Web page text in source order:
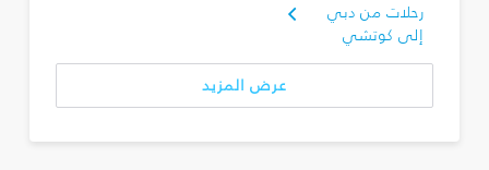
رحلات من دبي
إلى كوتشي
عرض المزيد